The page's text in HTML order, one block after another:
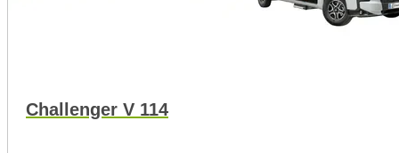
Challenger V 114